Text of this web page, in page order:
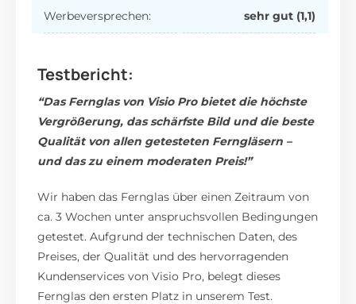
Werbeversprechen: sehr gut (1,1)
Testbericht:
“Das Fernglas von Visio Pro bietet die höchste
Vergrößerung, das schärfste Bild und die beste
Qualität von allen getesteten Ferngläsern –
und das zu einem moderaten Preis!”
Wir haben das Fernglas über einen Zeitraum von
ca. 3 Wochen unter anspruchsvollen Bedingungen
getestet. Aufgrund der technischen Daten, des
Preises, der Qualität und des hervorragenden
Kundenservices von Visio Pro, belegt dieses
Fernglas den ersten Platz in unserem Test.